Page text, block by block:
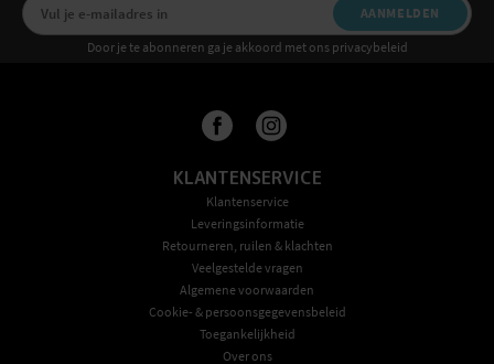
AANMELDEN
Door je te abonneren ga je akkoord met ons privacybeleid
KLANTENSERVICE
Klantenservice
Leveringsinformatie
Retourneren, ruilen & klachten
Veelgestelde vragen
Algemene voorwaarden
Cookie- & persoonsgegevensbeleid
Toegankelijkheid
Over ons